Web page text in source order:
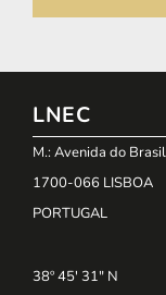
LNEC
M.: Avenida do
1700-066 LISBOA
PORTUGAL
38º 45' 31" N